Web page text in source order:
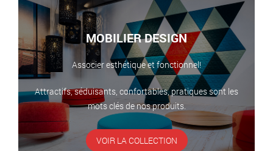
MOBILIER DESIGN
Associer esthétique et fonctionnel!
Attractifs, séduisants, confortables, pratiques sont les
mots clés de nos produits.
VOIR LA COLLECTION